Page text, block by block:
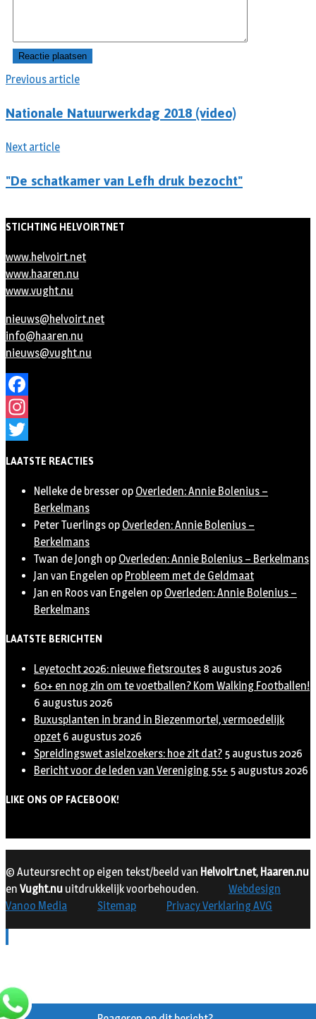
Previous article
Nationale Natuurwerkdag 2018 (video)
Next article
"De schatkamer van Lefh druk bezocht"
STICHTING HELVOIRTNET
www.helvoirt.net
www.haaren.nu
www.vught.nu
nieuws@helvoirt.net
info@haaren.nu
nieuws@vught.nu
Facebook
Instagram
LAATSTE REACTIES
Nelleke de bresser op Overleden: Annie Bolenius –
Berkelmans
Peter Tuerlings op Overleden: Annie Bolenius –
Berkelmans
Twan de Jongh op Overleden: Annie Bolenius – Berkelmans
Jan van Engelen op Probleem met de Geldmaat
Jan en Roos van Engelen op Overleden: Annie Bolenius –
Berkelmans
LAATSTE BERICHTEN
Leyetocht 2026: nieuwe fietsroutes 8 augustus 2026
60+ en nog zin om te voetballen? Kom Walking Footballen!
6 augustus 2026
Buxusplanten in brand in Biezenmortel, vermoedelijk
opzet 6 augustus 2026
Spreidingswet asielzoekers: hoe zit dat? 5 augustus 2026
Bericht voor de leden van Vereniging 55+ 5 augustus 2026
LIKE ONS OP FACEBOOK!
© Auteursrecht op eigen tekst/beeld van Helvoirt.net, Haaren.nu
en Vught.nu uitdrukkelijk voorbehouden.
Webdesign
Vanoo Media
Sitemap Privacy Verklaring AVG